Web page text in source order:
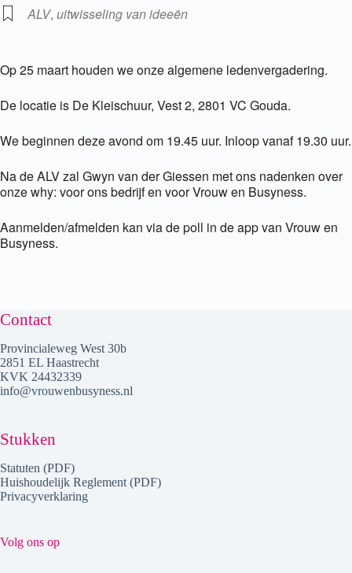
ALV, uitwisseling van ideeën
Op 25 maart houden we onze algemene ledenvergadering.
De locatie is De Kleischuur, Vest 2, 2801 VC Gouda.
We beginnen deze avond om 19.45 uur. Inloop vanaf 19.30 uur.
Na de ALV zal Gwyn van der Giessen met ons nadenken over
onze why: voor ons bedrijf en voor Vrouw en Busyness.
Aanmelden/afmelden kan via de poll in de app van Vrouw en
Busyness.
Contact
Provincialeweg West 30b
2851 EL Haastrecht
KVK 24432339
info@vrouwenbusyness.nl
Stukken
Statuten (PDF)
Huishoudelijk Reglement (PDF)
Privacyverklaring
Volg ons op